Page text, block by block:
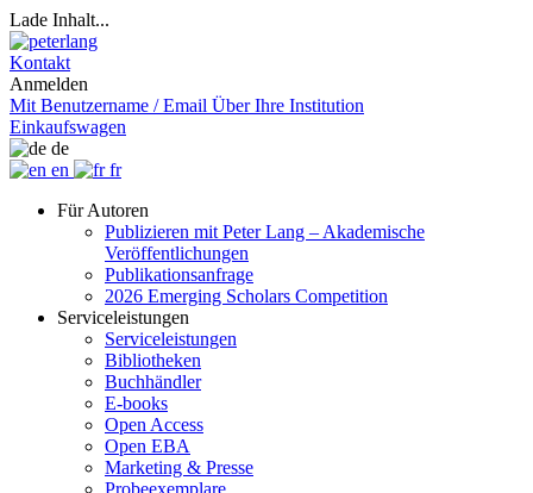
Lade Inhalt...
Kontakt
Anmelden
Mit Benutzername / Email Über Ihre Institution
Einkaufswagen
de
en
fr
Für Autoren
Publizieren mit Peter Lang – Akademische
Veröffentlichungen
Publikationsanfrage
2026 Emerging Scholars Competition
Serviceleistungen
Serviceleistungen
Bibliotheken
Buchhändler
E-books
Open Access
Open EBA
Marketing & Presse
Probeexemplare